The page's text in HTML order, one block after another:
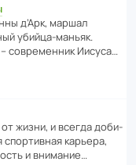
д’Арк, маршал
убийца-маньяк.
совре­менник Иисуса…
жизни, и всегда доби­
карьера,
и внимание…